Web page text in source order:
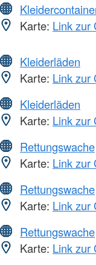
Karte: Link zur
Kleiderläden
Karte: Link zur
Kleiderläden
Karte: Link zur
Rettungswache
Karte: Link zur
Rettungswache
Karte: Link zur
Rettungswache
Karte: Link zur